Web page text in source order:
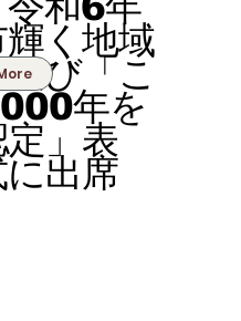
く地域
び「こ
年を
」表
出席